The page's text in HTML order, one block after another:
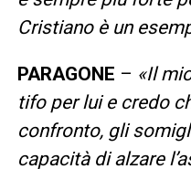
Cristiano è un
PARAGONE – «Il
tifo per lui e credo
confronto, gli
capacità di alzare